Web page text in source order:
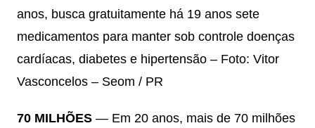
anos, busca gratuitamente há 19 anos sete
medicamentos para manter sob controle doenças
cardíacas, diabetes e hipertensão – Foto: Vitor
Vasconcelos – Seom / PR
70 MILHÕES — Em 20 anos, mais de 70 milhões